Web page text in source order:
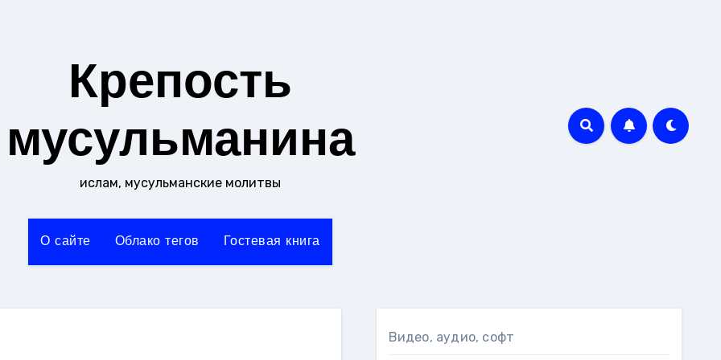
Крепость
мусульманина
ислам, мусульманские молитвы
О сайте Облако тегов Гостевая книга
Видео, аудио, софт